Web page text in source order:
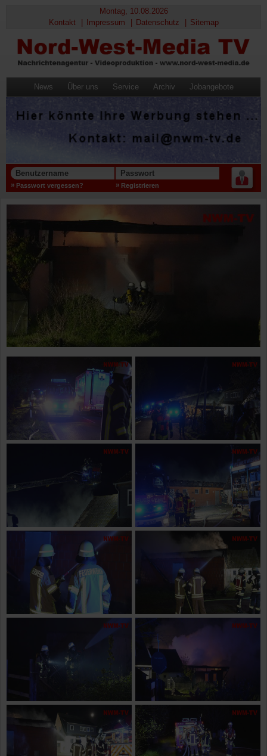
Montag, 10.08.2026
Kontakt
Impressum Datenschutz Sitemap
News Über uns Service Archiv Jobangebote
Benutzername Passwort
Passwort vergessen? Registrieren